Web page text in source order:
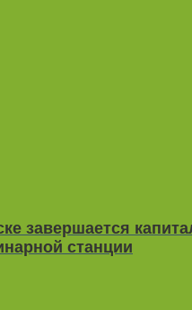
завершается
станции